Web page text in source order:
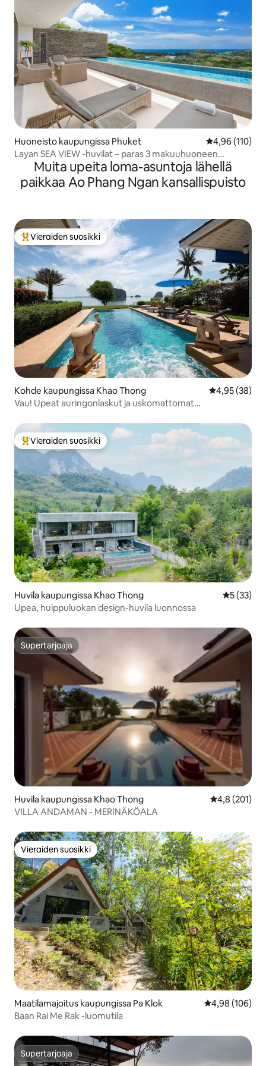
Huoneisto kaupungissa Phuket
4,96 (110)
Layan SEA VIEW -huvilat – paras 3 makuuhuoneen
huoneisto, 11 m uima-allas
Muita upeita loma-asuntoja lähellä
paikkaa Ao Phang Ngan kansallispuisto
Vieraiden suosikkien parhaimmistoa
Vieraiden suosikki
Kohde kaupungissa Khao Thong
4,95 (38)
Vau! Upeat auringonlaskut ja uskomattomat
Vieraiden suosikkien parhaimmistoa
Vieraiden suosikki
Huvila kaupungissa Khao Thong
5 (33)
Upea, huippuluokan design-huvila luonnossa
Supertarjoaja
Supertarjoaja
Huvila kaupungissa Khao Thong
4,8 (201)
VILLA ANDAMAN - MERINÄKÖALA
Vieraiden suosikki
Vieraiden suosikki
Maatilamajoitus kaupungissa Pa Klok
4,98 (106)
Baan Rai Me Rak -luomutila
Supertarjoaja
Supertarjoaja